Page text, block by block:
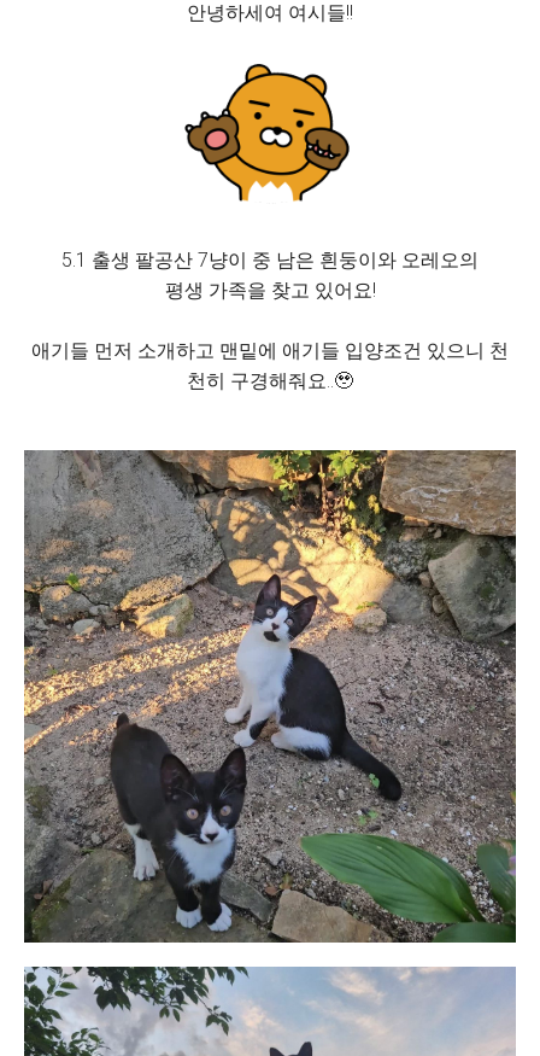
안녕하세여 여시들!!
5.1 출생 팔공산 7냥이 중 남은 흰둥이와 오레오의
평생 가족을 찾고 있어요!
애기들 먼저 소개하고 맨밑에 애기들 입양조건 있으니 천
천히 구경해줘요..🥹